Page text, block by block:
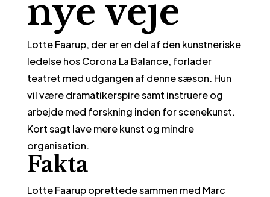
nye veje
Lotte Faarup, der er en del af den kunstneriske
ledelse hos Corona La Balance, forlader
teatret med udgangen af denne sæson. Hun
vil være dramatikerspire samt instruere og
arbejde med forskning inden for scenekunst.
Kort sagt lave mere kunst og mindre
organisation.
Fakta
Lotte Faarup oprettede sammen med Marc